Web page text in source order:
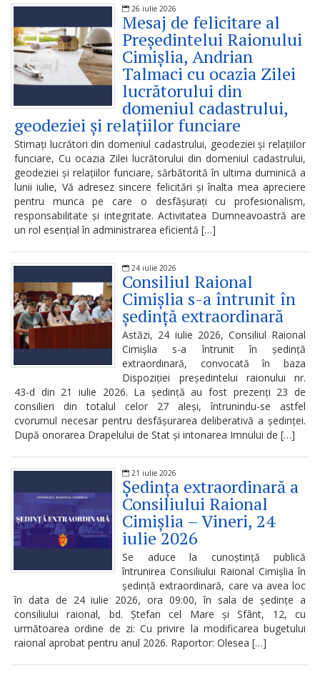
Declarație
de
răspundere
managerială
Rapoarte
Transparență
financiară
Transparența
salarizării
Persoana
responsabilă
de
procesul
decizional
Colaborarea
cu
societatea
civilă
în
procesul
decizional
Strategii,
planuri
Plan
26 iulie 2026
Mesaj de felicitare al
Președintelui Raionului
Cimișlia, Andrian
Talmaci cu ocazia Zilei
lucrătorului din
domeniul cadastrului,
geodeziei și relațiilor funciare
Stimați lucrători din domeniul cadastrului, geodeziei și relațiilor
funciare, Cu ocazia Zilei lucrătorului din domeniul cadastrului,
geodeziei și relațiilor funciare, sărbătorită în ultima duminică a
lunii iulie, Vă adresez sincere felicitări și înalta mea apreciere
pentru munca pe care o desfășurați cu profesionalism,
responsabilitate și integritate. Activitatea Dumneavoastră are
un rol esențial în administrarea eficientă […]
24 iulie 2026
Consiliul Raional
Cimișlia s-a întrunit în
ședință extraordinară
Astăzi, 24 iulie 2026, Consiliul Raional
Cimișlia s-a întrunit în ședință
extraordinară, convocată în baza
Dispoziției președintelui raionului nr.
43-d din 21 iulie 2026. La ședință au fost prezenți 23 de
consilieri din totalul celor 27 aleși, întrunindu-se astfel
cvorumul necesar pentru desfășurarea deliberativă a ședinței.
După onorarea Drapelului de Stat și intonarea Imnului de […]
21 iulie 2026
Ședința extraordinară a
Consiliului Raional
Cimișlia – Vineri, 24
iulie 2026
Se aduce la cunoștință publică
întrunirea Consiliului Raional Cimișlia în
ședință extraordinară, care va avea loc
în data de 24 iulie 2026, ora 09:00, în sala de ședințe a
consiliului raional, bd. Ștefan cel Mare și Sfânt, 12, cu
următoarea ordine de zi: Cu privire la modificarea bugetului
raional aprobat pentru anul 2026. Raportor: Olesea […]